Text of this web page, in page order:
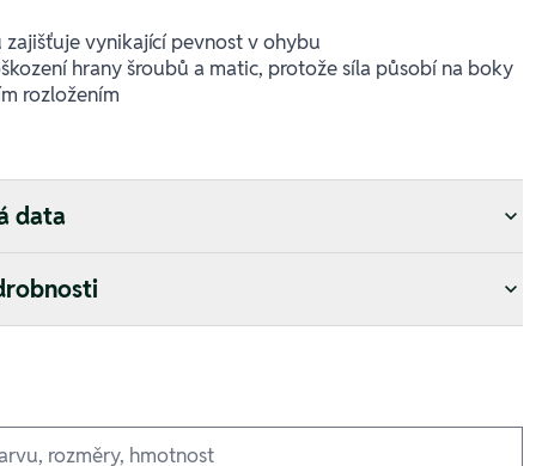
zajišťuje vynikající pevnost v ohybu
hrany šroubů a matic, protože síla působí na boky
rozložením
data